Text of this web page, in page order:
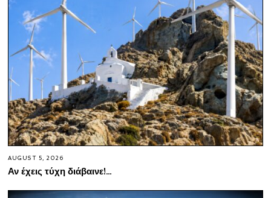
AUGUST 5, 2026
Αν έχεις τύχη διάβαινε!…